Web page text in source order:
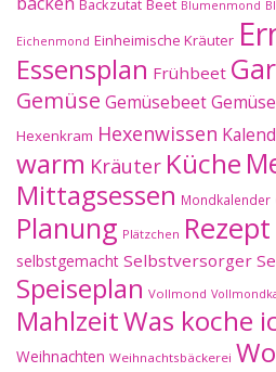
Backzutat Beet Blumenmond
Eichenmond Einheimische Kräuter
Essensplan Frühbeet
Gemüse Gemüsebeet
Hexenkram Hexenwissen
warm Kräuter Küche
Mittagsessen Mondkalender
Planung Plätzchen Rezept
selbstgemacht Selbstversorger
Speiseplan Vollmond
MahlzeitWas koche
Weihnachten Weihnachtsbäckerei